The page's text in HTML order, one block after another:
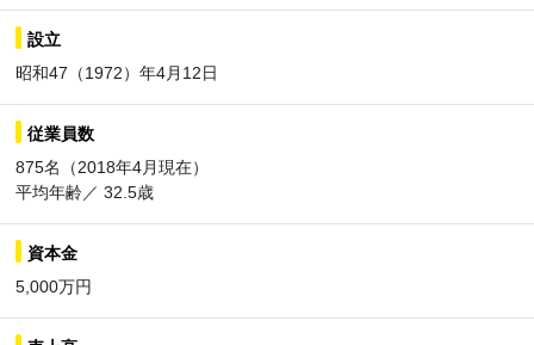
設立
昭和47（1972）年4月12日
従業員数
875名（2018年4月現在）
平均年齢／ 32.5歳
資本金
5,000万円